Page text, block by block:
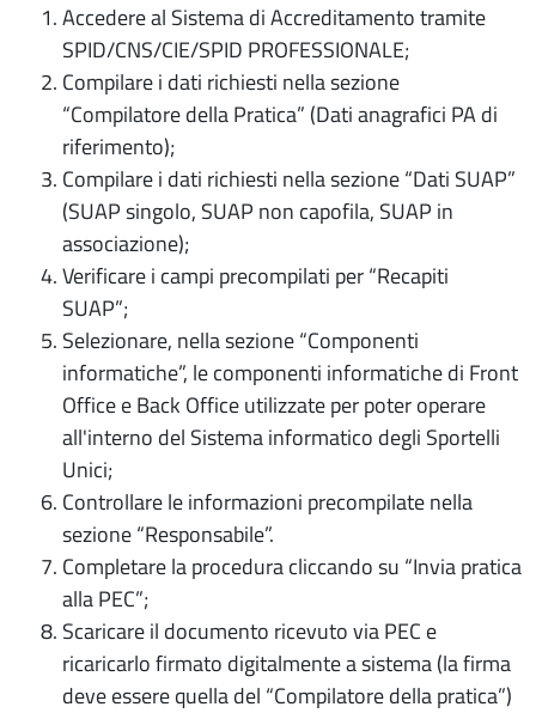
Accedere al Sistema di Accreditamento tramite
SPID/CNS/CIE/SPID PROFESSIONALE;
Compilare i dati richiesti nella sezione
“Compilatore della Pratica” (Dati anagrafici PA di
riferimento);
Compilare i dati richiesti nella sezione “Dati SUAP”
(SUAP singolo, SUAP non capofila, SUAP in
associazione);
Verificare i campi precompilati per “Recapiti
SUAP”;
Selezionare, nella sezione “Componenti
informatiche”, le componenti informatiche di Front
Office e Back Office utilizzate per poter operare
all'interno del Sistema informatico degli Sportelli
Unici;
Controllare le informazioni precompilate nella
sezione “Responsabile”.
Completare la procedura cliccando su “Invia pratica
alla PEC”;
Scaricare il documento ricevuto via PEC e
ricaricarlo firmato digitalmente a sistema (la firma
deve essere quella del “Compilatore della pratica”)